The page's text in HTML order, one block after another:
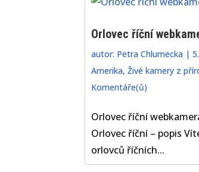
Orlovec říční
autor: Petra Chlumecka|
Amerika, Živé kamery z
Komentáře(ů)
Orlovec říční
Orlovec říční – popis
orlovců říčních...